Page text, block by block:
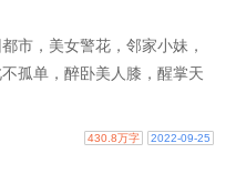
市，美女警花，邻家小妹，
孤单，醉卧美人膝，醒掌天
430.8万字 2022-09-25